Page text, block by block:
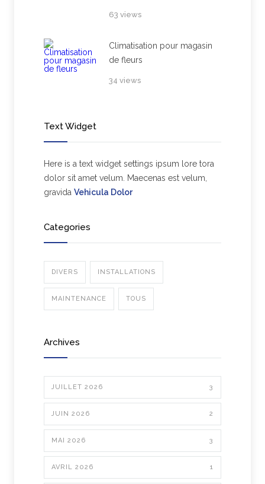
63 views
Climatisation pour magasin
de fleurs
34 views
Text Widget
Here is a text widget settings ipsum lore tora
dolor sit amet velum. Maecenas est velum,
gravida Vehicula Dolor
Categories
DIVERS INSTALLATIONS
MAINTENANCE TOUS
Archives
JUILLET 2026 3
JUIN 2026 2
MAI 2026 3
AVRIL 2026 1